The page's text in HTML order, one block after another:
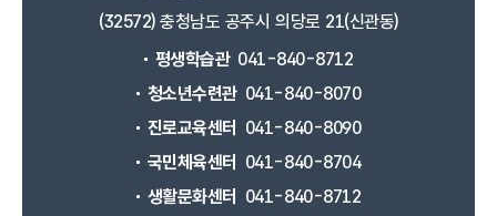
(32572) 충청남도 공주시 의당로 21(신관동)
평생학습관 041-840-8712
청소년수련관 041-840-8070
진로교육센터
041-840-8090
국민체육센터
041-840-8704
생활문화센터
041-840-8712